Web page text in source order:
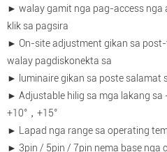
► walay gamit nga pag-access nga
klik sa pagsira
► On-site adjustment gikan sa
walay pagdiskonekta sa
► luminaire gikan sa poste salamat
► Adjustable hilig sa mga lakang sa -
+10°，+15°
► Lapad nga range sa operating
► 3pin / 5pin / 7pin nema base nga